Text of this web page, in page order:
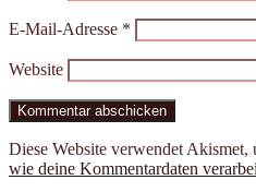
E-Mail-Adresse *
Website
Diese Website verwendet Akismet,
wie deine Kommentardaten